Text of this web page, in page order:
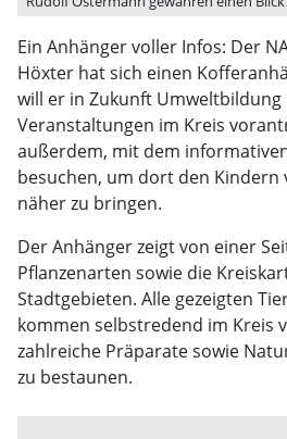
Ein Anhänger voller Infos: Der
Höxter hat sich einen
will er in Zukunft Umweltbildung
Veranstaltungen im Kreis
außerdem, mit dem
besuchen, um dort den
näher zu bringen.
Der Anhänger zeigt von einer
Pflanzenarten sowie die
Stadtgebieten. Alle gezeigten
kommen selbstredend im Kreis
zahlreiche Präparate sowie
zu bestaunen.